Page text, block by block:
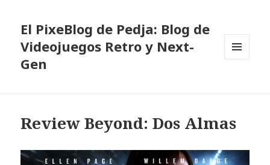
El PixeBlog de Pedja: Blog de
Videojuegos Retro y Next-
Gen
Review Beyond: Dos Almas